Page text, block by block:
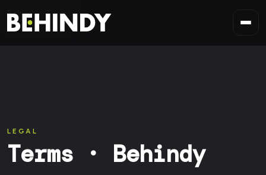
Skip to content
Behindy Terms
LEGAL
Terms · Behindy